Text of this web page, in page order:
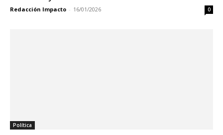
Redacción Impacto - 16/01/2026 0
Política